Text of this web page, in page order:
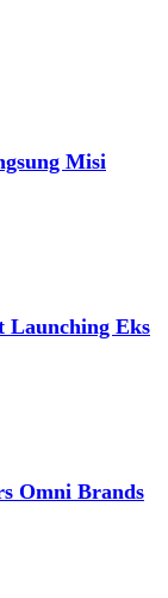
Misi
Launching Eks
Omni Brands